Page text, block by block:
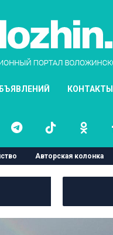
КОНТАКТЫ
Авторская колонка